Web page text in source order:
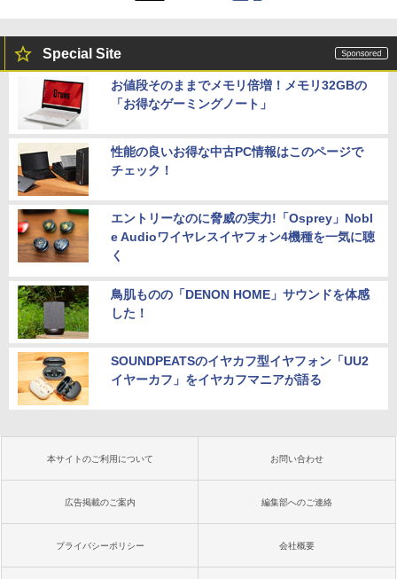
Special Site
お値段そのままでメモリ倍増！メモリ32GBの
「お得なゲーミングノート」
性能の良いお得な中古PC情報はこのページで
チェック！
エントリーなのに脅威の実力!「Osprey」Nobl
e Audioワイヤレスイヤフォン4機種を一気に聴
く
鳥肌ものの「DENON HOME」サウンドを体感
した！
SOUNDPEATSのイヤカフ型イヤフォン「UU2
イヤーカフ」をイヤカフマニアが語る
本サイトのご利用について お問い合わせ
広告掲載のご案内 編集部へのご連絡
プライバシーポリシー 会社概要